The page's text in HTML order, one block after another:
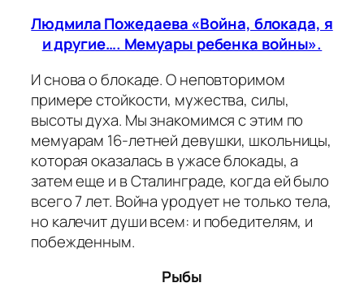
Людмила Пожедаева «Война, блокада, я
и другие…. Мемуары ребенка войны».
И снова о блокаде. О неповторимом
примере стойкости, мужества, силы,
высоты духа. Мы знакомимся с этим по
мемуарам 16-летней девушки, школьницы,
которая оказалась в ужасе блокады, а
затем еще и в Сталинграде, когда ей было
всего 7 лет. Война уродует не только тела,
но калечит души всем: и победителям, и
побежденным.
Рыбы